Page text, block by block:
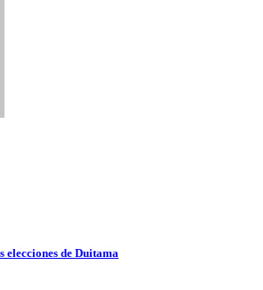
de Duitama